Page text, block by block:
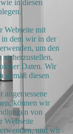
in diesen
Webseite mit
in dem wir in der
um den
sicherzustellen,
Daten. Wir
gemäß diesen
können wir
von
Webseite
und wir